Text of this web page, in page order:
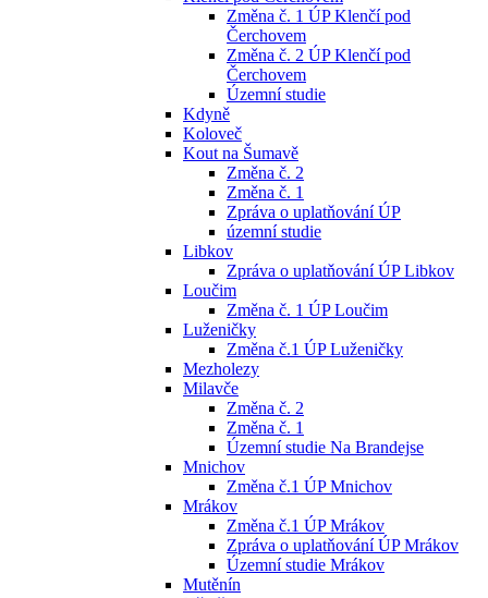
Změna č. 1 ÚP Klenčí pod
Čerchovem
Změna č. 2 ÚP Klenčí pod
Čerchovem
Územní studie
Kdyně
Koloveč
Kout na Šumavě
Změna č. 2
Změna č. 1
Zpráva o uplatňování ÚP
územní studie
Libkov
Zpráva o uplatňování ÚP Libkov
Loučim
Změna č. 1 ÚP Loučim
Luženičky
Změna č.1 ÚP Luženičky
Mezholezy
Milavče
Změna č. 2
Změna č. 1
Územní studie Na Brandejse
Mnichov
Změna č.1 ÚP Mnichov
Mrákov
Změna č.1 ÚP Mrákov
Zpráva o uplatňování ÚP Mrákov
Územní studie Mrákov
Mutěnín